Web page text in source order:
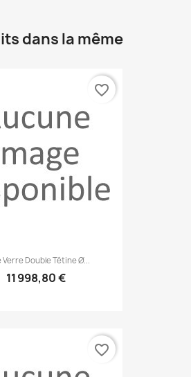
dans la même
Verre Double Tétine Ø...
11 998,80 €
favorite_border
favorite_border